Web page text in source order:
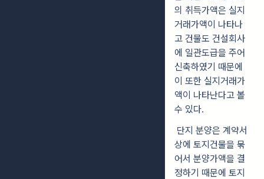
의 취득가액은 실지
거래가액이 나타나
고 건물도 건설회사
에 일관도급을 주어
신축하였기 때문에
이 또한 실지거래가
액이 나타난다고 볼
수 있다.
단지 분양은 계약서
상에 토지건물을 묶
어서 분양가액을 결
정하기 때문에 토지